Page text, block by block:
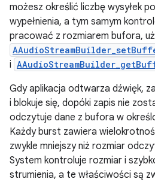
możesz określić liczbę wysyłek
wypełnienia, a tym samym
pracować z rozmiarem bufora,
i
Gdy aplikacja odtwarza dźwięk,
i blokuje się, dopóki zapis nie
odczytuje dane z bufora w
Każdy burst zawiera
zwykle mniejszy niż rozmiar
System kontroluje rozmiar i
strumienia, a te właściwości są